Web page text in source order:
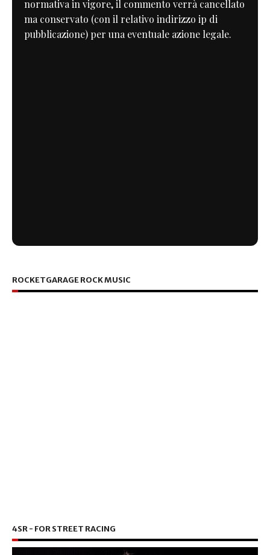
normativa in vigore, il commento verrà cancellato
ma conservato (con il relativo indirizzo ip di
pubblicazione) per una eventuale azione legale.
ROCKETGARAGE ROCK MUSIC
4SR - FOR STREET RACING